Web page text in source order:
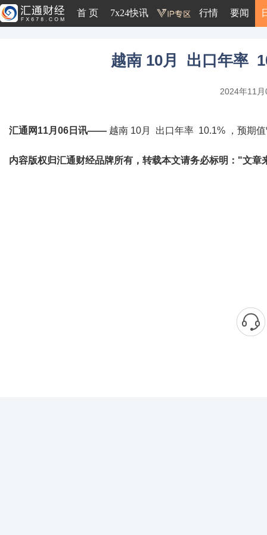
首 页 7x24快讯 行情 要闻
越南 10月 出口年率
2024年11
汇通网11月06日讯—— 越南 10月 出口年率 10.1% ，预期
内容版权归汇通财经品牌所有，转载本文请务必标明："文章